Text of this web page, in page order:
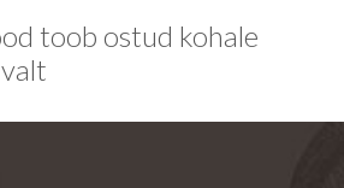
toob ostud kohale